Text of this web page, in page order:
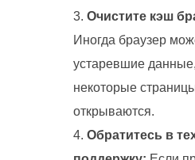
Очистите кэш
Иногда браузер
устаревшие данные,
некоторые
открываются.
Обратитесь в